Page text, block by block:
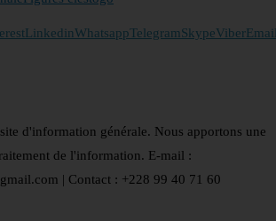
LinkedinWhatsappTelegramSkypeViber
d'information générale. Nous apportons une
de l'information. E-mail :
| Contact : +228 99 40 71 60